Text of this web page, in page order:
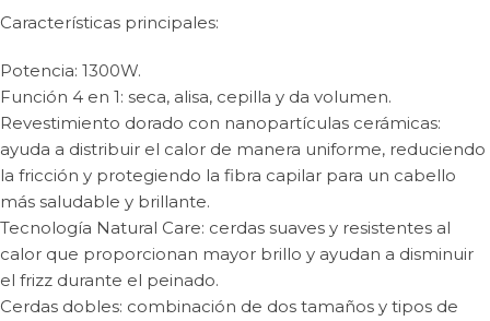
Características principales:
Potencia: 1300W.
Función 4 en 1: seca, alisa, cepilla y da volumen.
Revestimiento dorado con nanopartículas cerámicas:
ayuda a distribuir el calor de manera uniforme, reduciendo
la fricción y protegiendo la fibra capilar para un cabello
más saludable y brillante.
Tecnología Natural Care: cerdas suaves y resistentes al
calor que proporcionan mayor brillo y ayudan a disminuir
el frizz durante el peinado.
Cerdas dobles: combinación de dos tamaños y tipos de